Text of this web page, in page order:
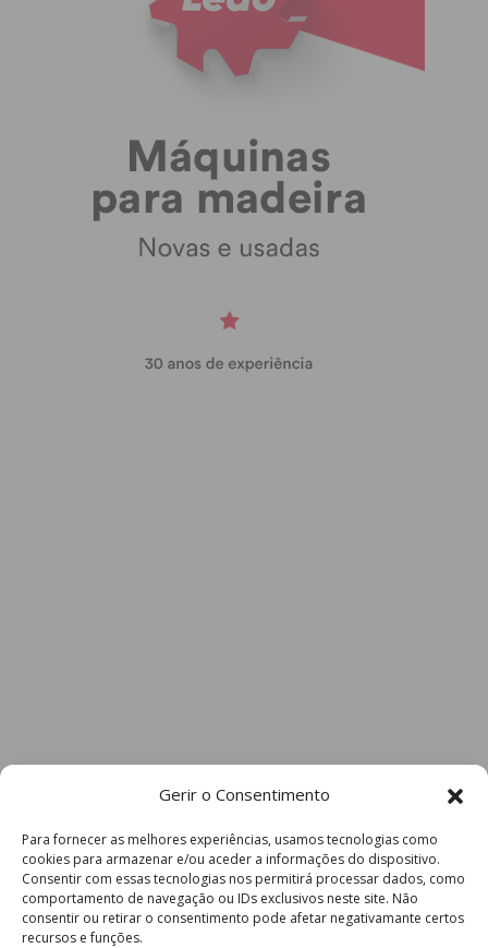
Gerir o Consentimento
Para fornecer as melhores experiências, usamos tecnologias como
cookies para armazenar e/ou aceder a informações do dispositivo.
Consentir com essas tecnologias nos permitirá processar dados, como
comportamento de navegação ou IDs exclusivos neste site. Não
consentir ou retirar o consentimento pode afetar negativamante certos
recursos e funções.